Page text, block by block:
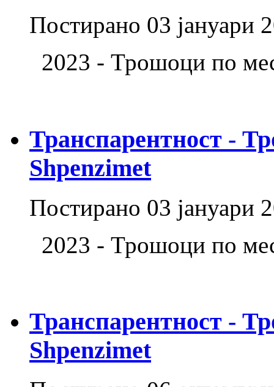
Постирано 03 јануари
2023 - Трошоци по
Транспарентност -
Shpenzimet
Постирано 03 јануари
2023 - Трошоци по
Транспарентност -
Shpenzimet